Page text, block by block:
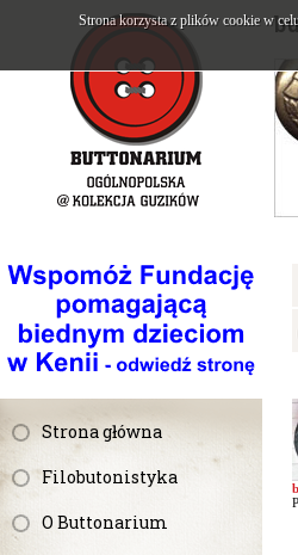
Strona główna
Filobutonistyka
O Buttonarium
Strona korzysta z plików cookie w